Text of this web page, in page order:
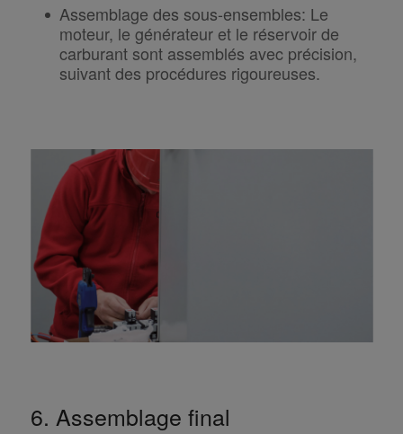
Assemblage des sous-ensembles: Le
moteur, le générateur et le réservoir de
carburant sont assemblés avec précision,
suivant des procédures rigoureuses.
6. Assemblage final